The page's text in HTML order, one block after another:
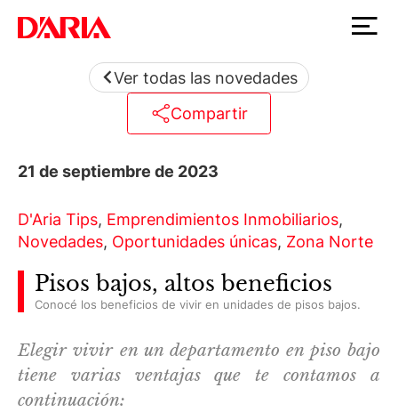
Ver todas las novedades
Compartir
21 de septiembre de 2023
D'Aria Tips, Emprendimientos Inmobiliarios,
Novedades, Oportunidades únicas, Zona Norte
Pisos bajos, altos beneficios
Conocé los beneficios de vivir en unidades de pisos bajos.
Elegir vivir en un departamento en piso bajo
tiene varias ventajas que te contamos a
continuación: